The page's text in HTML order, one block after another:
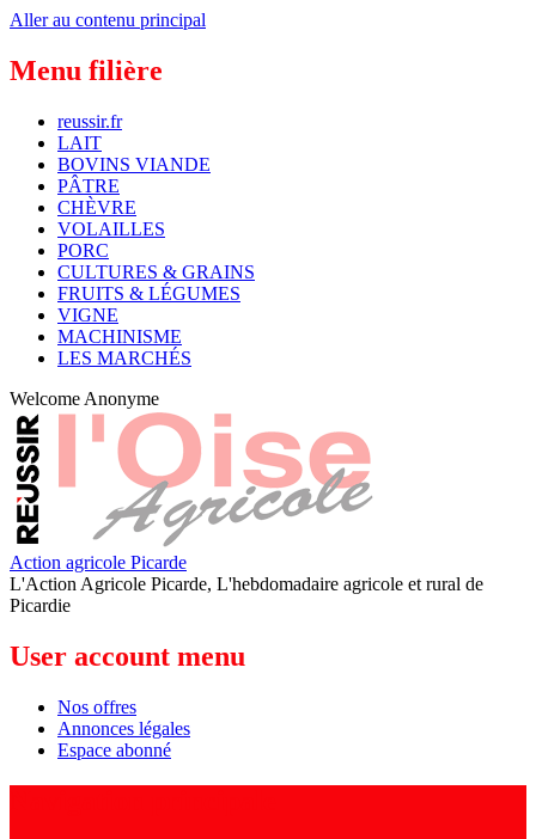
Aller au contenu principal
Menu filière
reussir.fr
LAIT
BOVINS VIANDE
PÂTRE
CHÈVRE
VOLAILLES
PORC
CULTURES & GRAINS
FRUITS & LÉGUMES
VIGNE
MACHINISME
LES MARCHÉS
Welcome Anonyme
Action agricole Picarde
L'Action Agricole Picarde, L'hebdomadaire agricole et rural de
Picardie
User account menu
Nos offres
Annonces légales
Espace abonné